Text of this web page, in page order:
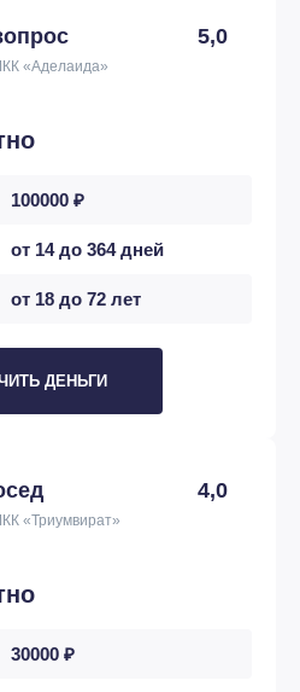
5,0
«Аделаида»
100000 ₽
от 14 до 364 дней
от 18 до 72 лет
ДЕНЬГИ
4,0
«Триумвират»
30000 ₽